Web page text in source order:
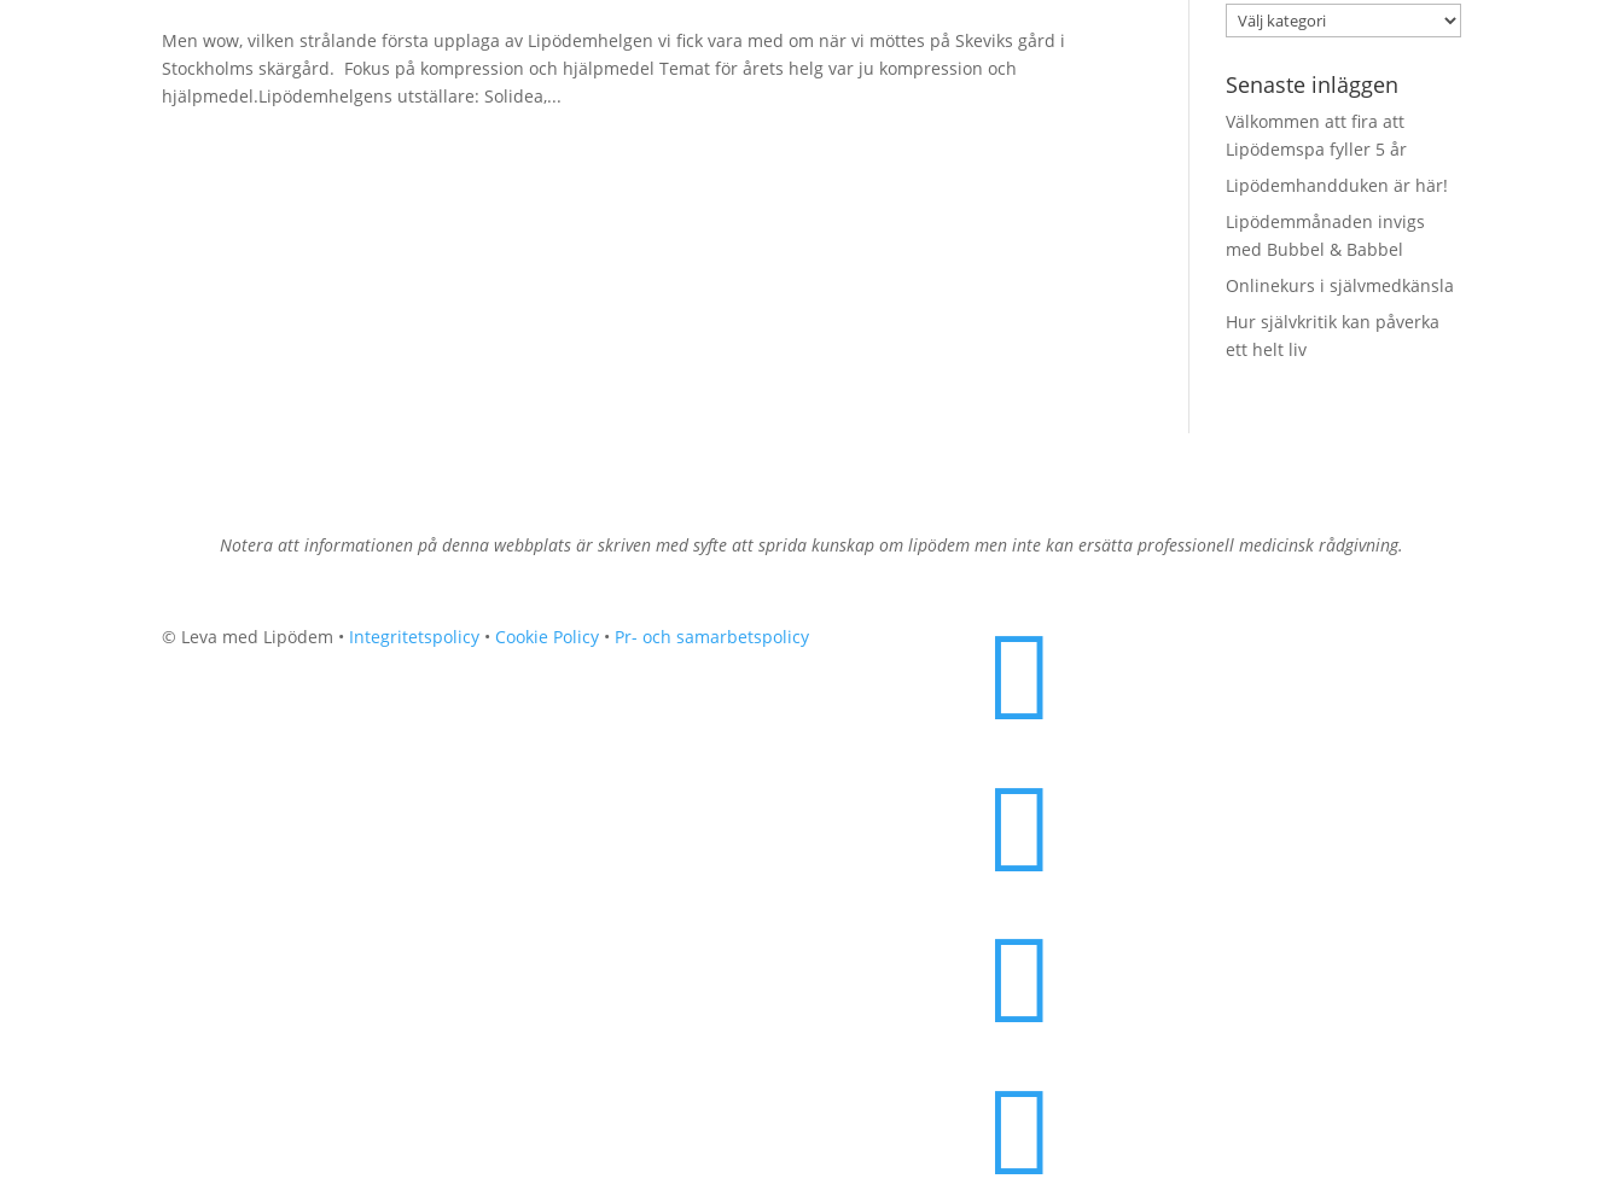
Men wow, vilken strålande första upplaga av Lipödemhelgen vi fick vara med om när vi möttes på Skeviks gård i
Stockholms skärgård. Fokus på kompression och hjälpmedel Temat för årets helg var ju kompression och
hjälpmedel.Lipödemhelgens utställare: Solidea,...
Kategorier
Senaste inläggen
Välkommen att fira att
Lipödemspa fyller 5 år
Lipödemhandduken är här!
Lipödemmånaden invigs
med Bubbel & Babbel
Onlinekurs i självmedkänsla
Hur självkritik kan påverka
ett helt liv
Notera att informationen på denna webbplats är skriven med syfte att sprida kunskap om lipödem men inte kan ersätta professionell medicinsk rådgivning.
© Leva med Lipödem • Integritetspolicy • Cookie Policy • Pr- och samarbetspolicy



